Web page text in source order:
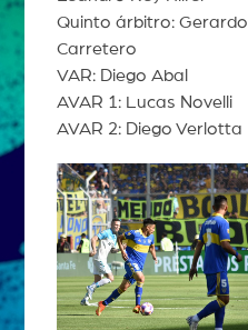
Quinto árbitro: Gerardo
Carretero
VAR: Diego Abal
AVAR 1: Lucas Novelli
AVAR 2: Diego Verlotta